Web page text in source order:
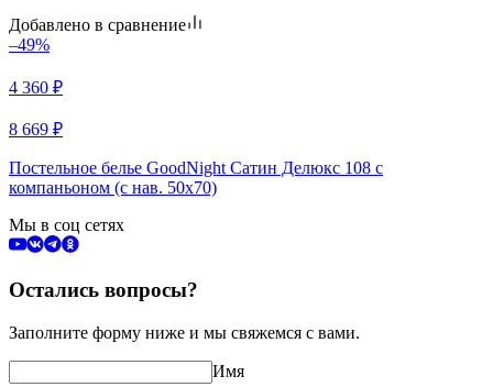
Добавлено в сравнение
–49%
4 360 ₽
8 669 ₽
Постельное белье GoodNight Сатин Делюкс 108 с
компаньоном (с нав. 50х70)
Мы в соц сетях
Остались вопросы?
Заполните форму ниже и мы свяжемся с вами.
Имя